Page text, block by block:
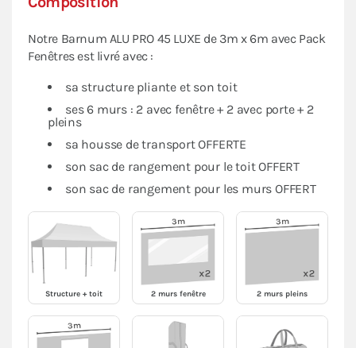
Notre Barnum ALU PRO 45 LUXE de 3m x 6m avec Pack
Fenêtres est livré avec :
sa structure pliante et son toit
ses 6 murs : 2 avec fenêtre + 2 avec porte + 2
pleins
sa housse de transport OFFERTE
son sac de rangement pour le toit OFFERT
son sac de rangement pour les murs OFFERT
Structure + toit 2 murs fenêtre 2 murs pleins